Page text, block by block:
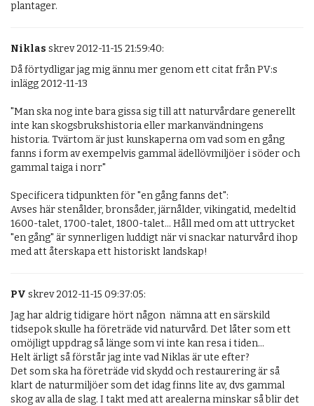
plantager.
Niklas skrev 2012-11-15 21:59:40:
Då förtydligar jag mig ännu mer genom ett citat från PV:s
inlägg 2012-11-13
"Man ska nog inte bara gissa sig till att naturvårdare generellt
inte kan skogsbrukshistoria eller markanvändningens
historia. Tvärtom är just kunskaperna om vad som en gång
fanns i form av exempelvis gammal ädellövmiljöer i söder och
gammal taiga i norr"
Specificera tidpunkten för "en gång fanns det":
Avses här stenålder, bronsåder, järnålder, vikingatid, medeltid
1600-talet, 1700-talet, 1800-talet... Håll med om att uttrycket
"en gång" är synnerligen luddigt när vi snackar naturvård ihop
med att återskapa ett historiskt landskap!
PV skrev 2012-11-15 09:37:05:
Jag har aldrig tidigare hört någon  nämna att en särskild
tidsepok skulle ha företräde vid naturvård. Det låter som ett
omöjligt uppdrag så länge som vi inte kan resa i tiden...
Helt ärligt så förstår jag inte vad Niklas är ute efter?
Det som ska ha företräde vid skydd och restaurering är så
klart de naturmiljöer som det idag finns lite av, dvs gammal
skog av alla de slag. I takt med att arealerna minskar så blir det